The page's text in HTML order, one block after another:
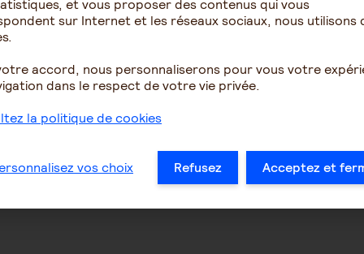
comportement
peut on parler de
1680
evolution aphasie
logopénique en
15
et vous proposer des contenus qui vous
sur Internet et les réseaux sociaux, nous utilisons
accord, nous personnaliserons pour vous votre
dans le respect de votre vie privée.
la politique de cookies
vos choix Refusez Acceptez et